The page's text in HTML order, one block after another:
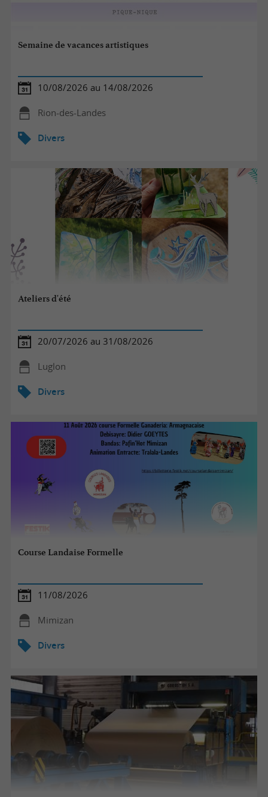
Semaine de vacances artistiques
10/08/2026 au 14/08/2026
Rion-des-Landes
Divers
Ateliers d'été
20/07/2026 au 31/08/2026
Luglon
Divers
Course Landaise Formelle
11/08/2026
Mimizan
Divers